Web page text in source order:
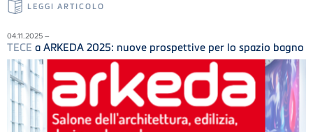
LEGGI ARTICOLO
04.11.2025 –
TECE a ARKEDA 2025: nuove prospettive per lo spazio bagno